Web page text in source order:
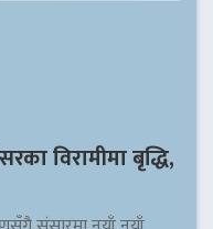
विरामीमा बृद्धि,